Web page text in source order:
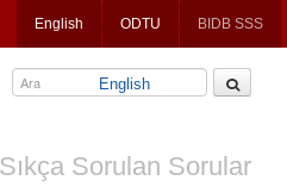
English ODTU BIDB SSS
Sıkça Sorulan Sorular
English